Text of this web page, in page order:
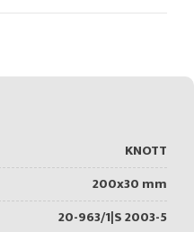
KNOTT
200x30 mm
20-963/1|S 2003-5